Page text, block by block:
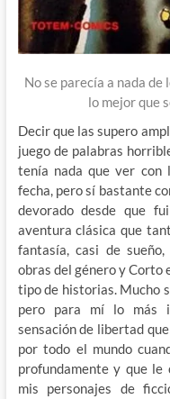
No se parecía a nada de
lo mejor que
Decir que las supero
juego de palabras
tenía nada que ver con
fecha, pero sí bastante
devorado desde que
aventura clásica que
fantasía, casi de
obras del género y
tipo de historias. Mucho
pero para mí lo más
sensación de libertad
por todo el mundo
profundamente y que
mis personajes de